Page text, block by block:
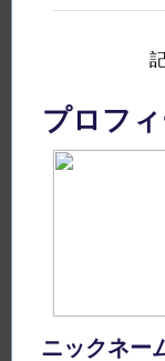
プロフ
ニックネー